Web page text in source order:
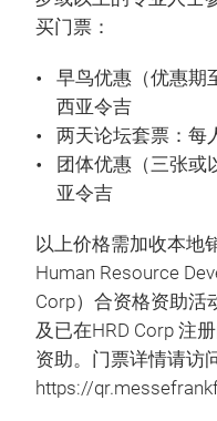
买门票：
早鸟优惠（优惠期
西亚令吉
两天论坛套票：每
团体优惠（三张或
亚令吉
以上价格需加收本地
Human Resource
Corp）合资格资助活
及已在HRD Corp 注
资助。门票详情请访
https://